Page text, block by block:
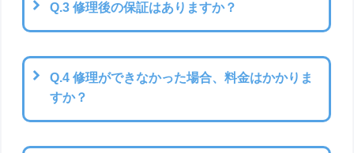
Q.3 修理後の保証はありますか？
Q.4 修理ができなかった場合、料金はかかりま
すか？